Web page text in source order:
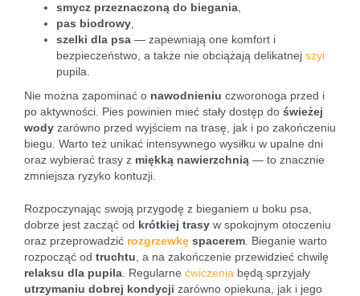
smycz przeznaczoną do biegania
pas biodrowy
szelki dla psa — zapewniają one komfort i
bezpieczeństwo, a także nie obciążają delikatnej szyi
pupila.
Nie można zapominać o nawodnieniu czworonoga przed i
po aktywności. Pies powinien mieć stały dostęp do świeżej
wody zarówno przed wyjściem na trasę, jak i po zakończeniu
biegu. Warto też unikać intensywnego wysiłku w upalne dni
oraz wybierać trasy z miękką nawierzchnią — to znacznie
zmniejsza ryzyko kontuzji.
Rozpoczynając swoją przygodę z bieganiem u boku psa,
dobrze jest zacząć od krótkiej trasy w spokojnym otoczeniu
oraz przeprowadzić rozgrzewkę spacerem . Bieganie warto
rozpocząć od truchtu , a na zakończenie przewidzieć chwilę
relaksu dla pupila . Regularne ćwiczenia będą sprzyjały
utrzymaniu dobrej kondycji zarówno opiekuna, jak i jego